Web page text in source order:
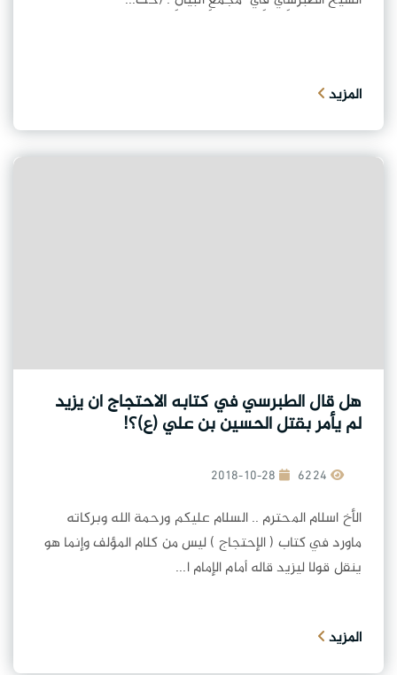
المزيد
هل قال الطبرسي في كتابه الاحتجاج ان يزيد
لم يأمر بقتل الحسين بن علي (ع)؟!
2018-10-28
الأخ اسلام المحترم .. السلام عليكم ورحمة الله وبركاته
ماورد في كتاب ( الإحتجاج ) ليس من كلام المؤلف وإنما هو
ينقل قولا ليزيد قاله أمام الإمام ا...
المزيد